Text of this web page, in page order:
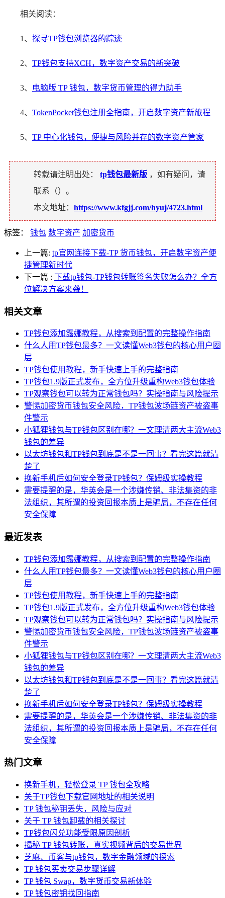
相关阅读：
1、 探寻TP钱包浏览器的踪迹
2、 TP钱包支持XCH，数字资产交易的新突破
3、 电脑版 TP 钱包，数字货币管理的得力助手
4、 TokenPocket钱包注册全指南，开启数字资产新旅程
5、 TP 中心化钱包，便捷与风险并存的数字资产管家
转载请注明出处： tp钱包最新版 ，如有疑问，请
联系（）。
本文地址： https://www.kfgjj.com/hyuj/4723.html
标签： 钱包 数字资产 加密货币
上一篇: tp官网连接下载-TP 货币钱包，开启数字资产便
捷管理新时代
下一篇 : 下载tp钱包-TP钱包转账签名失败怎么办？全方
位解决方案来袭！
相关文章
TP钱包添加露娜教程，从搜索到配置的完整操作指南
什么人用TP钱包最多？一文读懂Web3钱包的核心用户圈
层
TP钱包使用教程，新手快速上手的完整指南
TP钱包1.9版正式发布，全方位升级重构Web3钱包体验
TP观察钱包可以转为正常钱包吗？实操指南与风险提示
警惕加密货币钱包安全风险，TP钱包波场链资产被盗事
件警示
小狐狸钱包与TP钱包区别在哪？一文理清两大主流Web3
钱包的差异
以太坊钱包和TP钱包到底是不是一回事？看完这篇就清
楚了
换新手机后如何安全登录TP钱包？保姆级实操教程
需要提醒的是，华英会是一个涉嫌传销、非法集资的非
法组织，其所谓的投资回报本质上是骗局，不存在任何
安全保障
最近发表
TP钱包添加露娜教程，从搜索到配置的完整操作指南
什么人用TP钱包最多？一文读懂Web3钱包的核心用户圈
层
TP钱包使用教程，新手快速上手的完整指南
TP钱包1.9版正式发布，全方位升级重构Web3钱包体验
TP观察钱包可以转为正常钱包吗？实操指南与风险提示
警惕加密货币钱包安全风险，TP钱包波场链资产被盗事
件警示
小狐狸钱包与TP钱包区别在哪？一文理清两大主流Web3
钱包的差异
以太坊钱包和TP钱包到底是不是一回事？看完这篇就清
楚了
换新手机后如何安全登录TP钱包？保姆级实操教程
需要提醒的是，华英会是一个涉嫌传销、非法集资的非
法组织，其所谓的投资回报本质上是骗局，不存在任何
安全保障
热门文章
换新手机，轻松登录 TP 钱包全攻略
关于TP钱包下载官网地址的相关说明
TP 钱包秘钥丢失，风险与应对
关于 TP 钱包卸载的相关探讨
TP钱包闪兑功能受限原因剖析
揭秘 TP 钱包转账，真实视频背后的交易世界
芝麻、币客与tp钱包，数字金融领域的探索
TP 钱包买卖交易步骤详解
TP 钱包 Swap，数字货币交易新体验
TP 钱包密钥找回指南